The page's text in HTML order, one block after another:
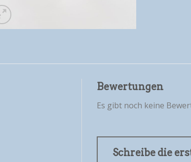
Bewertungen
Es gibt noch keine
Schreibe die